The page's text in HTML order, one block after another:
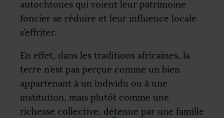
autochtones qui voient leur patrimoine
foncier se réduire et leur influence locale
s’effriter.
En effet, dans les traditions africaines, la
terre n’est pas perçue comme un bien
appartenant à un individu ou à une
institution, mais plutôt comme une
richesse collective, détenue par une famille